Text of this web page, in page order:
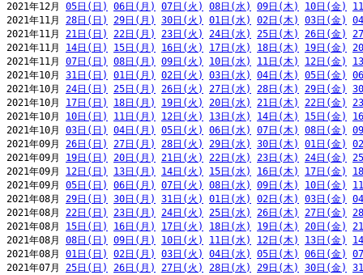
2021年12月 05日(日) 06日(月) 07日(火) 08日(水) 09日(木) 10日(金)
2021年11月 28日(日) 29日(月) 30日(火) 01日(水) 02日(木) 03日(金)
2021年11月 21日(日) 22日(月) 23日(火) 24日(水) 25日(木) 26日(金)
2021年11月 14日(日) 15日(月) 16日(火) 17日(水) 18日(木) 19日(金)
2021年11月 07日(日) 08日(月) 09日(火) 10日(水) 11日(木) 12日(金)
2021年10月 31日(日) 01日(月) 02日(火) 03日(水) 04日(木) 05日(金)
2021年10月 24日(日) 25日(月) 26日(火) 27日(水) 28日(木) 29日(金)
2021年10月 17日(日) 18日(月) 19日(火) 20日(水) 21日(木) 22日(金)
2021年10月 10日(日) 11日(月) 12日(火) 13日(水) 14日(木) 15日(金)
2021年10月 03日(日) 04日(月) 05日(火) 06日(水) 07日(木) 08日(金)
2021年09月 26日(日) 27日(月) 28日(火) 29日(水) 30日(木) 01日(金)
2021年09月 19日(日) 20日(月) 21日(火) 22日(水) 23日(木) 24日(金)
2021年09月 12日(日) 13日(月) 14日(火) 15日(水) 16日(木) 17日(金)
2021年09月 05日(日) 06日(月) 07日(火) 08日(水) 09日(木) 10日(金)
2021年08月 29日(日) 30日(月) 31日(火) 01日(水) 02日(木) 03日(金)
2021年08月 22日(日) 23日(月) 24日(火) 25日(水) 26日(木) 27日(金)
2021年08月 15日(日) 16日(月) 17日(火) 18日(水) 19日(木) 20日(金)
2021年08月 08日(日) 09日(月) 10日(火) 11日(水) 12日(木) 13日(金)
2021年08月 01日(日) 02日(月) 03日(火) 04日(水) 05日(木) 06日(金)
2021年07月 25日(日) 26日(月) 27日(火) 28日(水) 29日(木) 30日(金)